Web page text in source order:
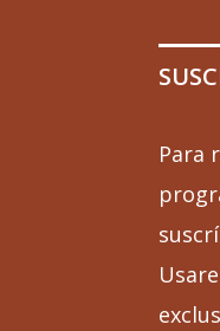
Para